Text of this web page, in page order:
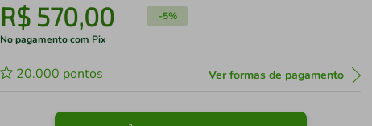
R$ 570,00 -5%
No pagamento com Pix
20.000 pontos Ver formas de pagamento